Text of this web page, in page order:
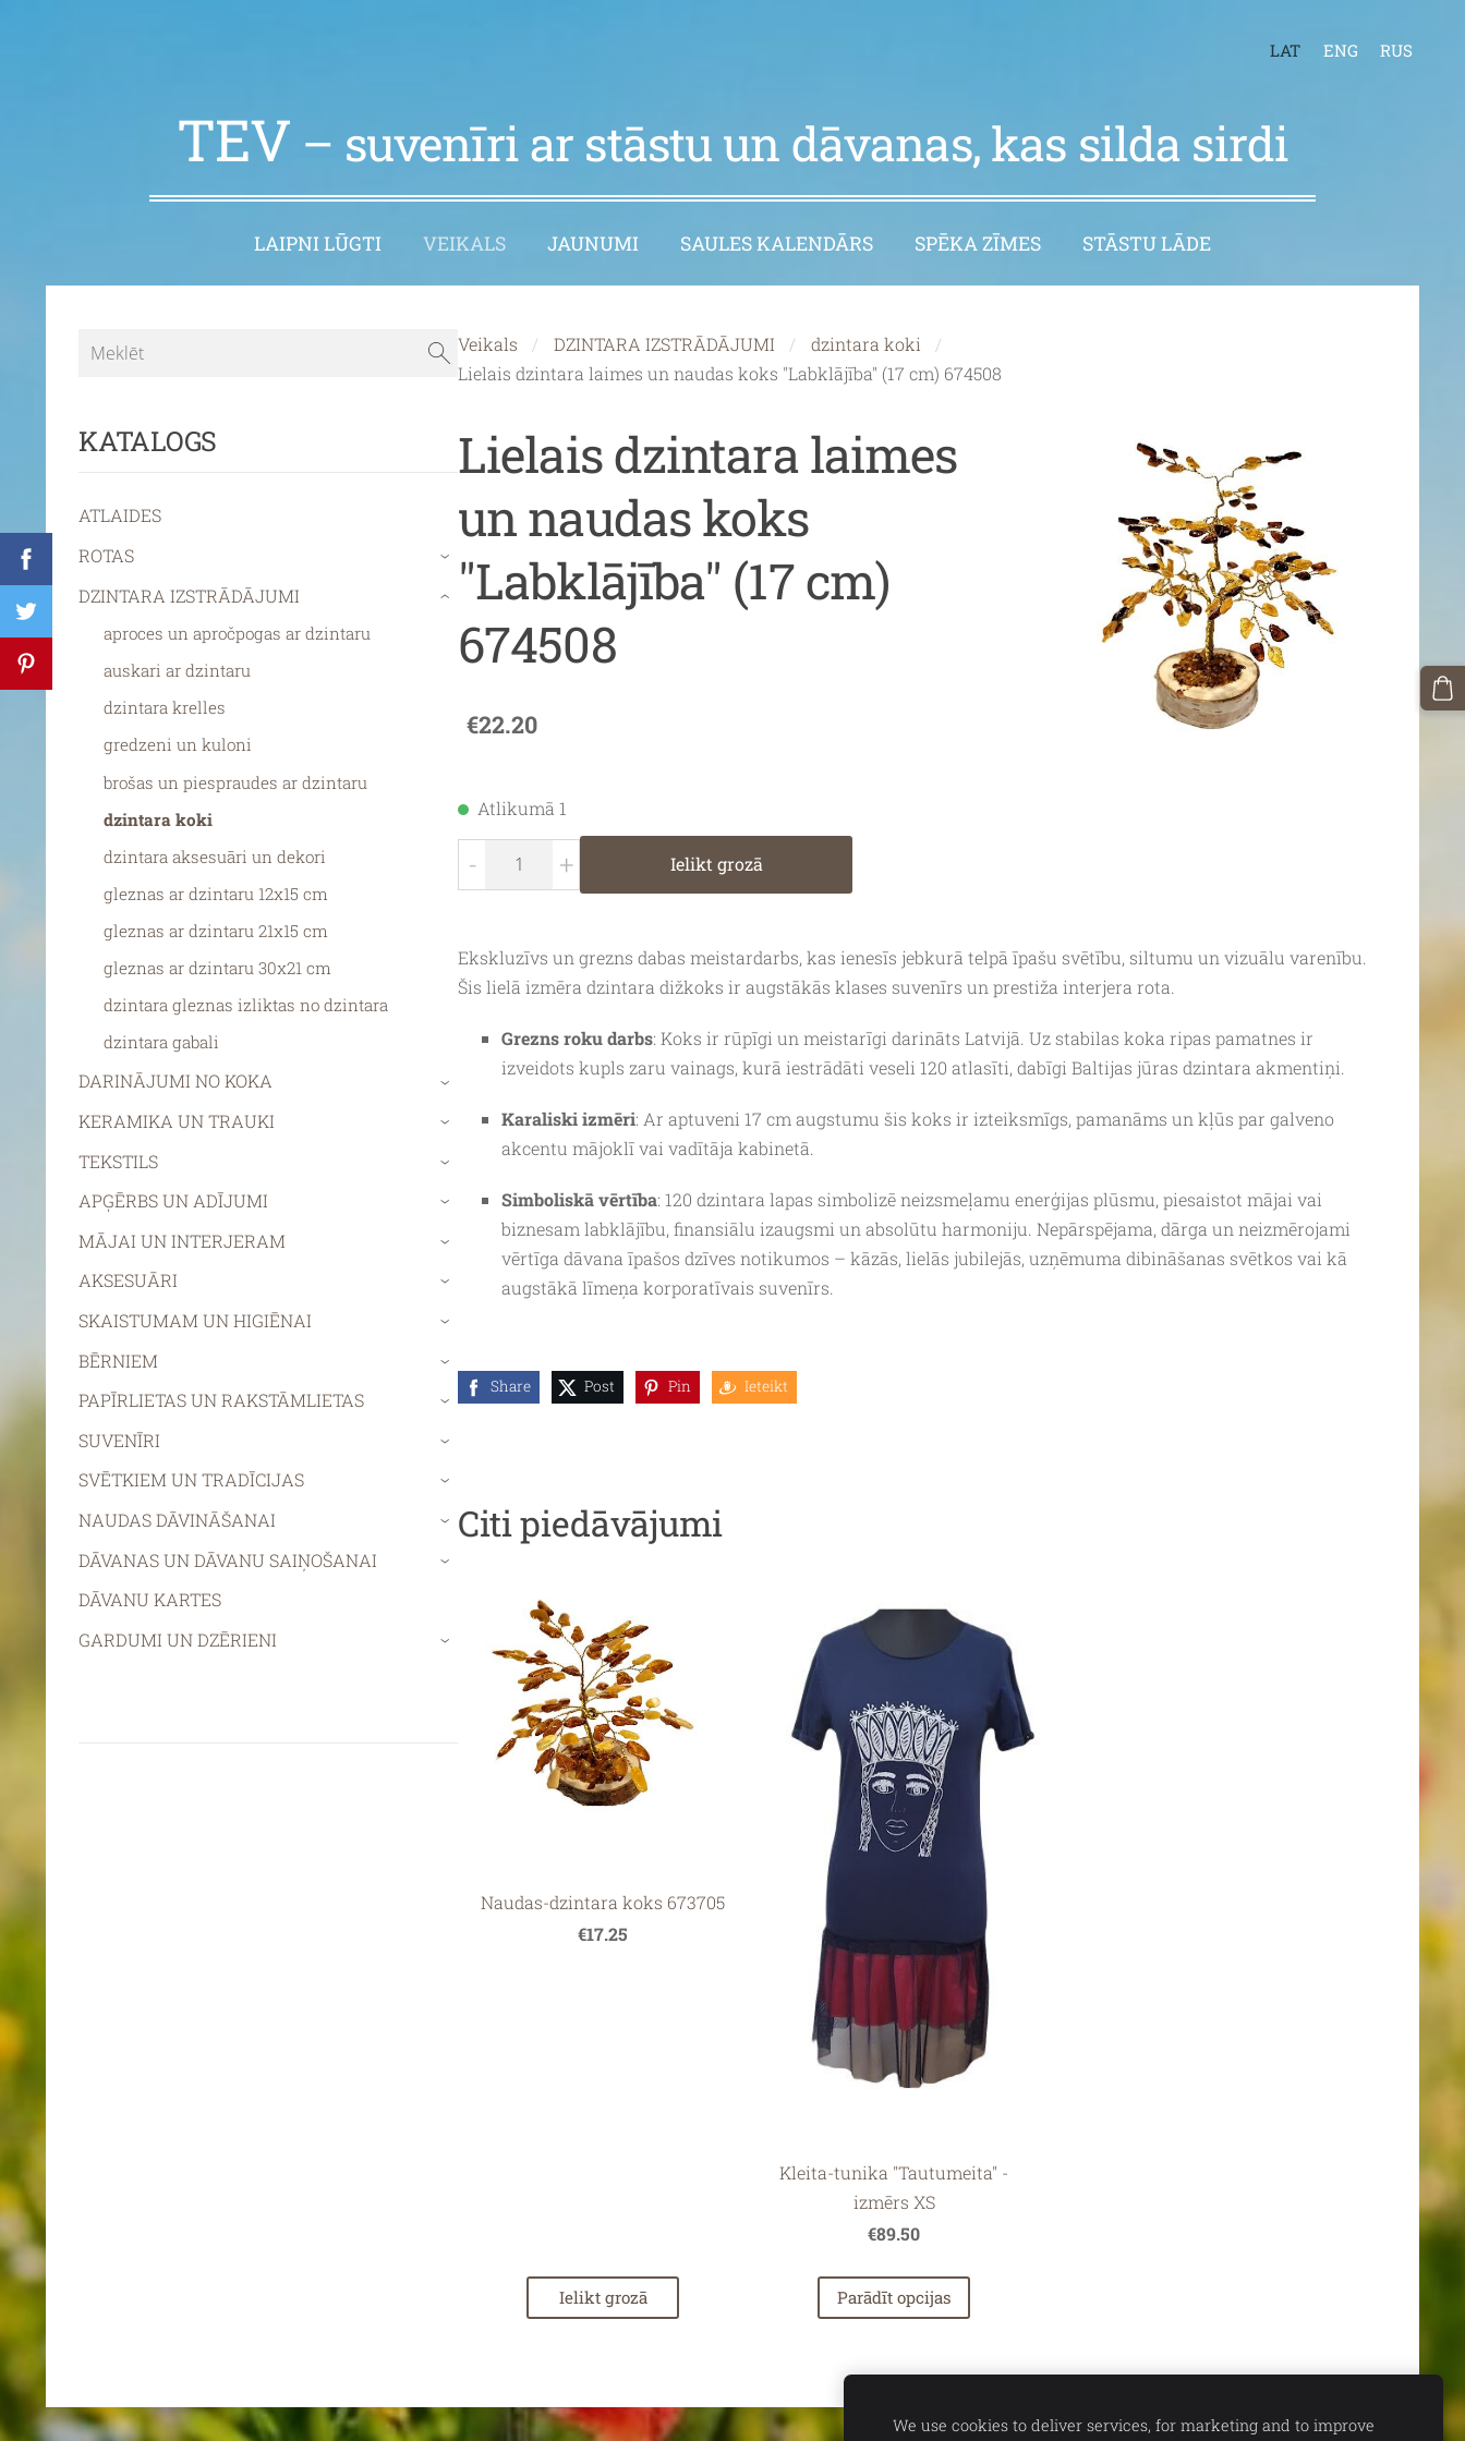
LAT ENG RUS
TEV – suvenīri ar stāstu un dāvanas, kas silda sirdi
LAIPNI LŪGTI VEIKALS JAUNUMI SAULES KALENDĀRS SPĒKA ZĪMES STĀSTU LĀDE
KATALOGS
ATLAIDES
ROTAS
›
DZINTARA IZSTRĀDĀJUMI
aproces un apročpogas ar dzintaru
auskari ar dzintaru
dzintara krelles
gredzeni un kuloni
brošas un piespraudes ar dzintaru
dzintara koki
dzintara aksesuāri un dekori
gleznas ar dzintaru 12x15 cm
gleznas ar dzintaru 21x15 cm
gleznas ar dzintaru 30x21 cm
dzintara gleznas izliktas no dzintara
dzintara gabali
›
DARINĀJUMI NO KOKA ›
KERAMIKA UN TRAUKI ›
TEKSTILS ›
APĢĒRBS UN ADĪJUMI ›
MĀJAI UN INTERJERAM ›
AKSESUĀRI ›
SKAISTUMAM UN HIGIĒNAI ›
BĒRNIEM ›
PAPĪRLIETAS UN RAKSTĀMLIETAS ›
SUVENĪRI ›
SVĒTKIEM UN TRADĪCIJAS ›
NAUDAS DĀVINĀŠANAI ›
DĀVANAS UN DĀVANU SAIŅOŠANAI ›
DĀVANU KARTES
GARDUMI UN DZĒRIENI
›
Veikals DZINTARA IZSTRĀDĀJUMI
dzintara koki
Lielais dzintara laimes un naudas koks "Labklājība" (17 cm) 674508
Lielais dzintara laimes
un naudas koks
"Labklājība" (17 cm)
674508
€22.20
Atlikumā 1
- + Ielikt grozā
Ekskluzīvs un grezns dabas meistardarbs, kas ienesīs jebkurā telpā īpašu svētību, siltumu un vizuālu varenību.
Šis lielā izmēra dzintara dižkoks ir augstākās klases suvenīrs un prestiža interjera rota.
Grezns roku darbs: Koks ir rūpīgi un meistarīgi darināts Latvijā. Uz stabilas koka ripas pamatnes ir
izveidots kupls zaru vainags, kurā iestrādāti veseli 120 atlasīti, dabīgi Baltijas jūras dzintara akmentiņi.
Karaliski izmēri: Ar aptuveni 17 cm augstumu šis koks ir izteiksmīgs, pamanāms un kļūs par galveno
akcentu mājoklī vai vadītāja kabinetā.
Simboliskā vērtība: 120 dzintara lapas simbolizē neizsmeļamu enerģijas plūsmu, piesaistot mājai vai
biznesam labklājību, finansiālu izaugsmi un absolūtu harmoniju. Nepārspējama, dārga un neizmērojami
vērtīga dāvana īpašos dzīves notikumos – kāzās, lielās jubilejās, uzņēmuma dibināšanas svētkos vai kā
augstākā līmeņa korporatīvais suvenīrs.
Share Post Pin Ieteikt
Citi piedāvājumi
Naudas-dzintara koks 673705
€17.25
Ielikt grozā
Kleita-tunika "Tautumeita" -
izmērs XS
€89.50
Parādīt opcijas
We use cookies to deliver services, for marketing and to improve